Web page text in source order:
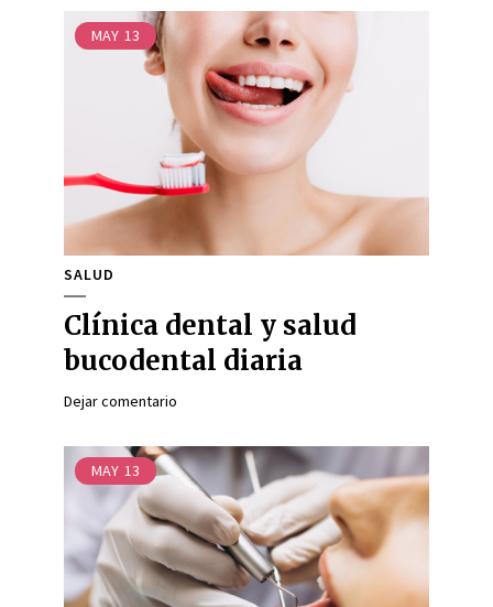
MAY 13
SALUD
Clínica dental y salud
bucodental diaria
Dejar comentario
MAY 13